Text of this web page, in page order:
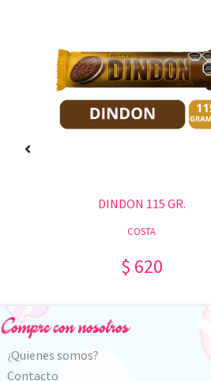
DINDON 115 GR.
COSTA
$ 620
Compre con nosotros
¿Quienes somos?
Contacto